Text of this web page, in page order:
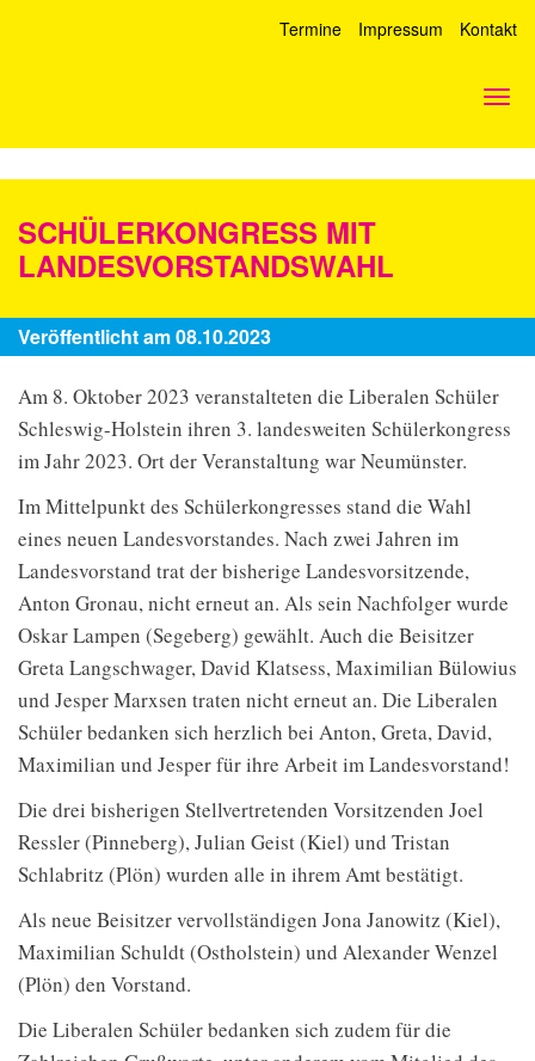
Termine Impressum Kontakt
SCHÜLERKONGRESS MIT
LANDESVORSTANDSWAHL
Veröffentlicht am 08.10.2023
Am 8. Oktober 2023 veranstalteten die Liberalen Schüler
Schleswig-Holstein ihren 3. landesweiten Schülerkongress
im Jahr 2023. Ort der Veranstaltung war Neumünster.
Im Mittelpunkt des Schülerkongresses stand die Wahl
eines neuen Landesvorstandes. Nach zwei Jahren im
Landesvorstand trat der bisherige Landesvorsitzende,
Anton Gronau, nicht erneut an. Als sein Nachfolger wurde
Oskar Lampen (Segeberg) gewählt. Auch die Beisitzer
Greta Langschwager, David Klatsess, Maximilian Bülowius
und Jesper Marxsen traten nicht erneut an. Die Liberalen
Schüler bedanken sich herzlich bei Anton, Greta, David,
Maximilian und Jesper für ihre Arbeit im Landesvorstand!
Die drei bisherigen Stellvertretenden Vorsitzenden Joel
Ressler (Pinneberg), Julian Geist (Kiel) und Tristan
Schlabritz (Plön) wurden alle in ihrem Amt bestätigt.
Als neue Beisitzer vervollständigen Jona Janowitz (Kiel),
Maximilian Schuldt (Ostholstein) und Alexander Wenzel
(Plön) den Vorstand.
Die Liberalen Schüler bedanken sich zudem für die